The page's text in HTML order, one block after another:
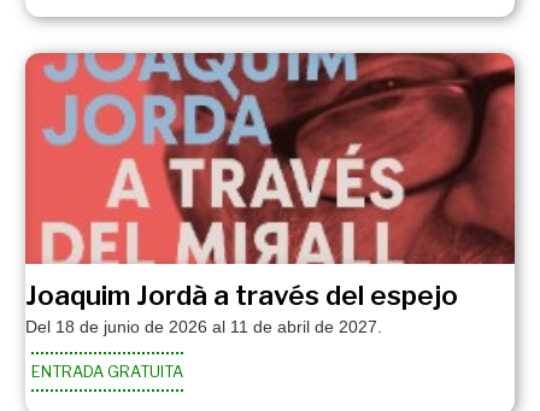
Joaquim Jordà a través del espejo
Del 18 de junio de 2026 al 11 de abril de 2027.
ENTRADA GRATUITA